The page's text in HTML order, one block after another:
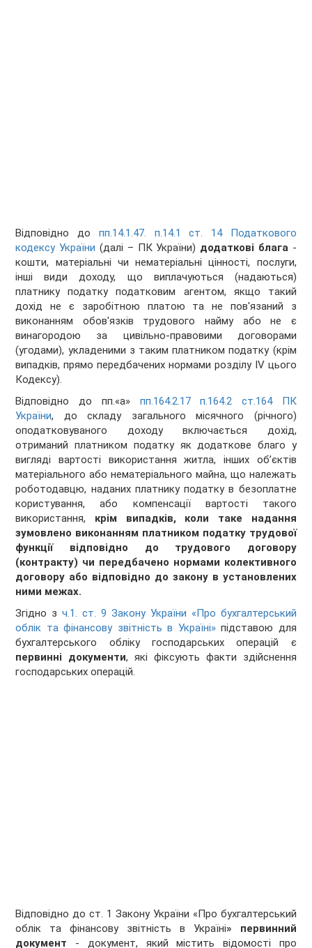
Відповідно до пп.14.1.47. п.14.1 ст. 14 Податкового
кодексу України (далі – ПК України) додаткові блага-
кошти, матеріальні чи нематеріальні цінності, послуги,
інші види доходу, що виплачуються (надаються)
платнику податку податковим агентом, якщо такий
дохід не є заробітною платою та не пов'язаний з
виконанням обов'язків трудового найму або не є
винагородою за цивільно-правовими договорами
(угодами), укладеними з таким платником податку (крім
випадків, прямо передбачених нормами розділу IV цього
Кодексу).
Відповідно до пп.«а» пп.164.2.17 п.164.2 ст.164 ПК
України, до складу загального місячного (річного)
оподатковуваного доходу включається дохід,
отриманий платником податку як додаткове благо у
вигляді вартості використання житла, інших об’єктів
матеріального або нематеріального майна, що належать
роботодавцю, наданих платнику податку в безоплатне
користування, або компенсації вартості такого
використання, крім випадків, коли таке надання
зумовлено виконанням платником податку трудової
функції відповідно до трудового договору
(контракту) чи передбачено нормами колективного
договору або відповідно до закону в установлених
ними межах.
Згідно зч.1. ст. 9 Закону України «Про бухгалтерський
облік та фінансову звітність в Україні»підставою для
бухгалтерського обліку господарських операцій є
первинні документи, які фіксують факти здійснення
господарських операцій.
Відповідно до ст. 1 Закону України «Про бухгалтерський
облік та фінансову звітність в Україні» первинний
документ - документ, який містить відомості про